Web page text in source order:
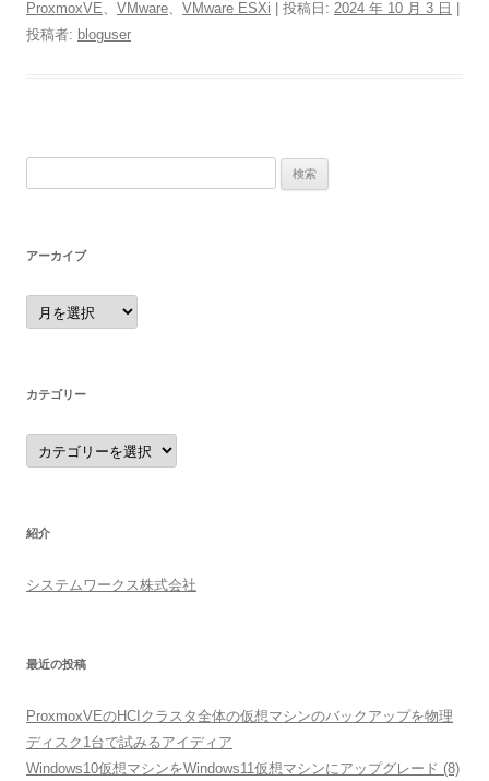
ProxmoxVE、 VMware、 VMware ESXi | 投稿日: 2024 年 10 月 3 日
投稿者: bloguser
アーカイブ
ア
ー
カ
カテゴリー
カ
テ
ゴ
紹介
システムワークス株式会社
最近の投稿
ProxmoxVEのHCIクラスタ全体の仮想マシンのバックアップを物理
ディスク1台で試みるアイディア
Windows10仮想マシンをWindows11仮想マシンにアップグレード (8)